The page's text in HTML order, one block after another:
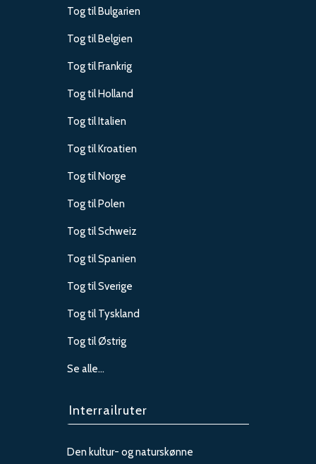
Tog til Bulgarien
Tog til Belgien
Tog til Frankrig
Tog til Holland
Tog til Italien
Tog til Kroatien
Tog til Norge
Tog til Polen
Tog til Schweiz
Tog til Spanien
Tog til Sverige
Tog til Tyskland
Tog til Østrig
Se alle…
Interrailruter
Den kultur- og naturskønne